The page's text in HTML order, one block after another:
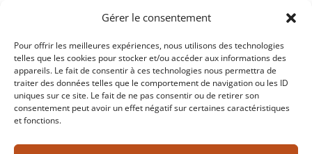
Gérer le consentement
Pour offrir les meilleures expériences, nous utilisons des technologies
telles que les cookies pour stocker et/ou accéder aux informations des
appareils. Le fait de consentir à ces technologies nous permettra de
traiter des données telles que le comportement de navigation ou les ID
uniques sur ce site. Le fait de ne pas consentir ou de retirer son
consentement peut avoir un effet négatif sur certaines caractéristiques
et fonctions.
←Précédent Suivant→